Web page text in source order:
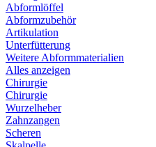
Abformlöffel
Abformzubehör
Artikulation
Unterfütterung
Weitere Abformmaterialien
Alles anzeigen
Chirurgie
Chirurgie
Wurzelheber
Zahnzangen
Scheren